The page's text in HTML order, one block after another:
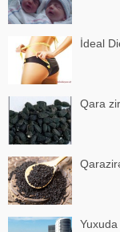
İdeal
Qara